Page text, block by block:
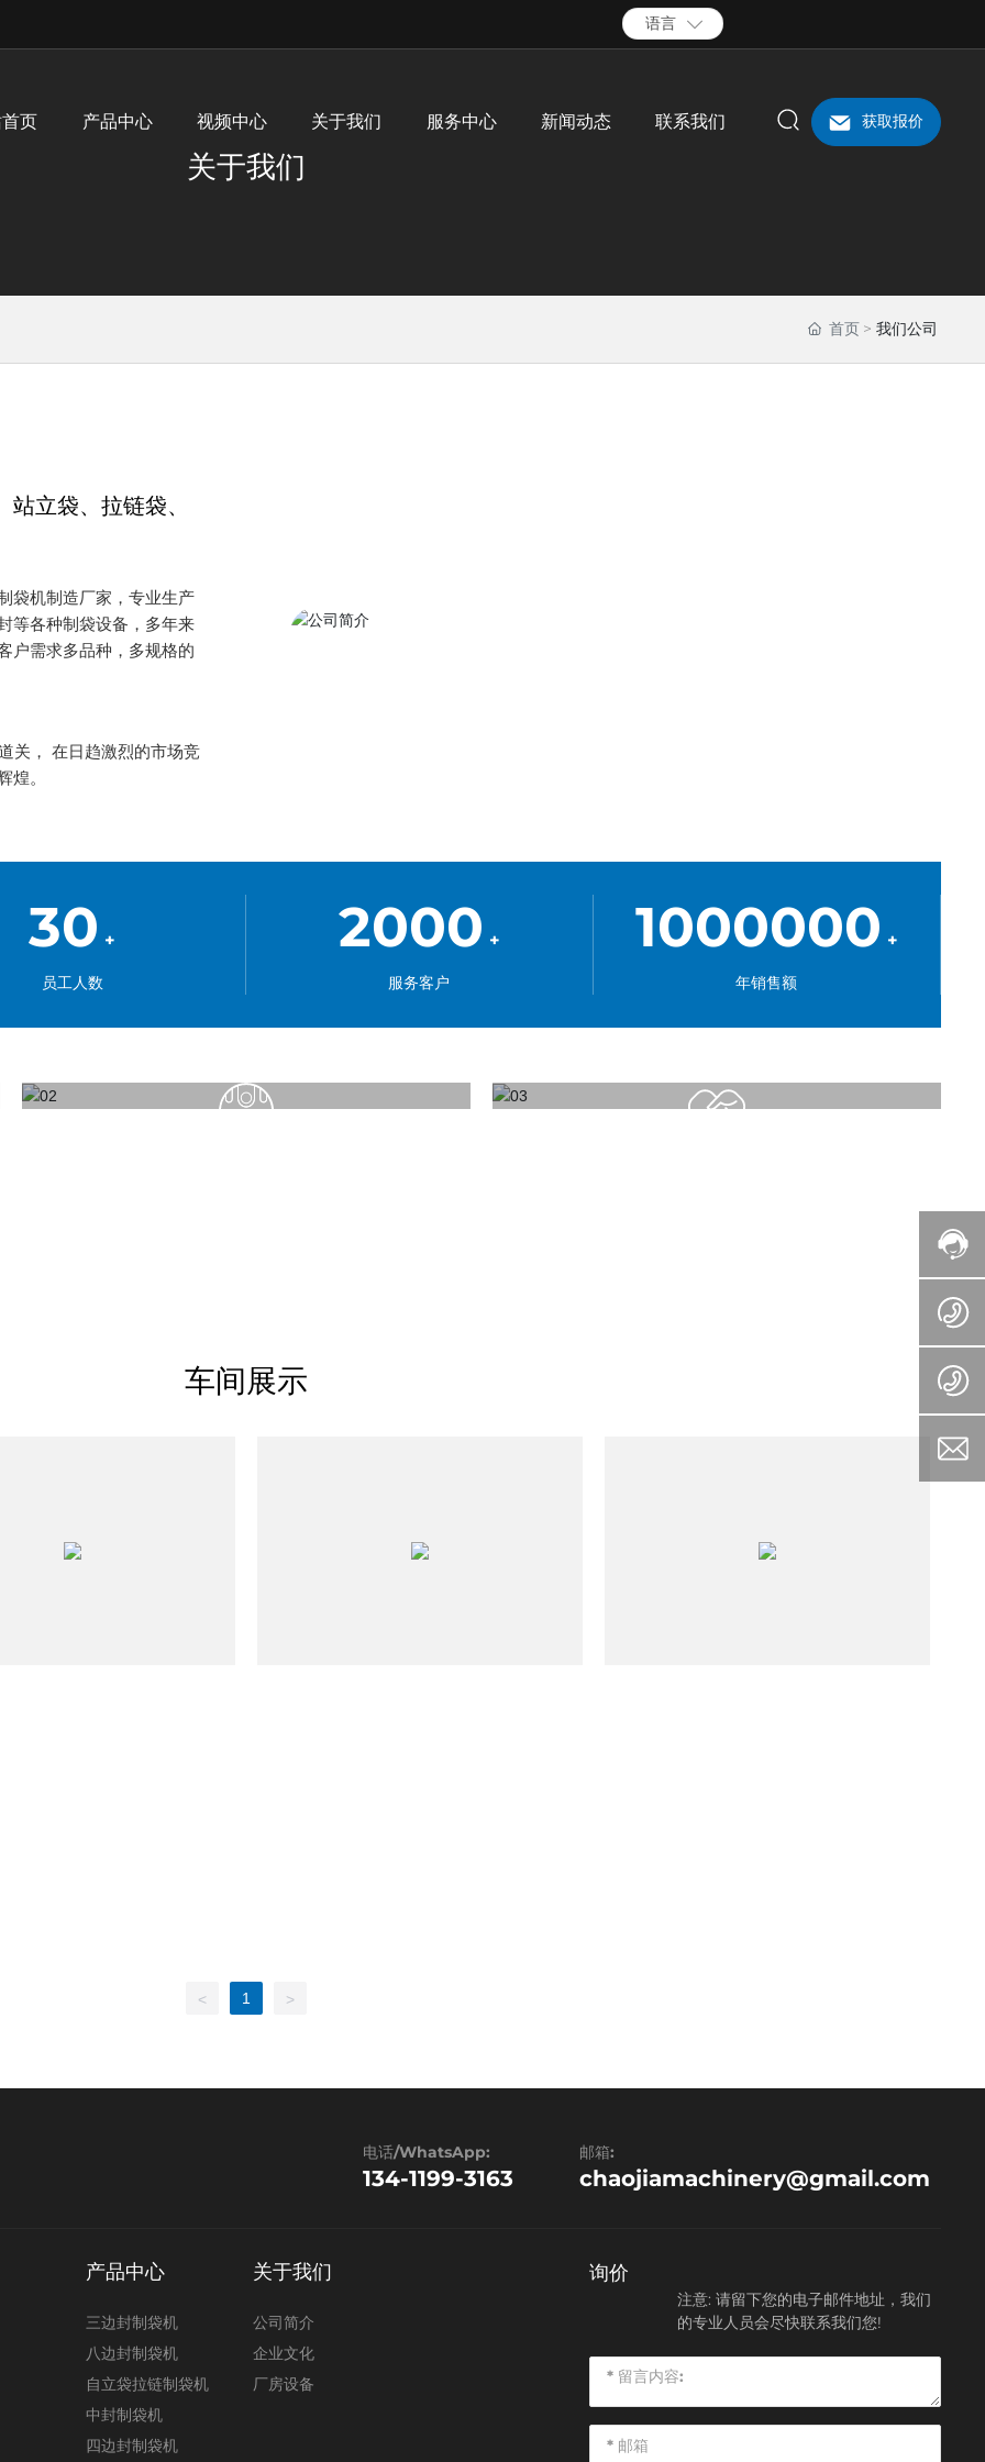
语言
页 产品中心 视频中心 关于我们 服务中心 新闻动态 联系我们 获取报价
关于我们
首页 我们公司
立袋、拉链袋、
袋机制造厂家，专业生产
等各种制袋设备，多年来
户需求多品种，多规格的
关， 在日趋激烈的市场竞
。
30 +
员工人数
2000 +
服务客户
1000000 +
年销售额
车间展示
< 1 >
电话/WhatsApp:
134-1199-3163
邮箱:
chaojiamachinery@gmail.com
产品中心
三边封制袋机
八边封制袋机
自立袋拉链制袋机
中封制袋机
四边封制袋机
关于我们
公司简介
企业文化
厂房设备
询价
注意: 请留下您的电子邮件地址，我们
的专业人员会尽快联系我们您!